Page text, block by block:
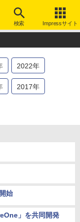
検索 Impressサイト
2022年
2017年
始
」を共同開発